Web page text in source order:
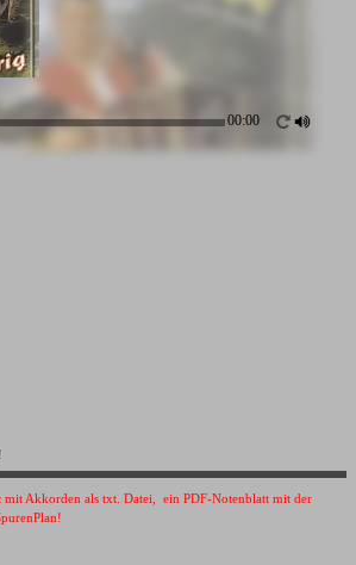
00:00
mit Akkorden als txt. Datei, ein PDF-Notenblatt mit der